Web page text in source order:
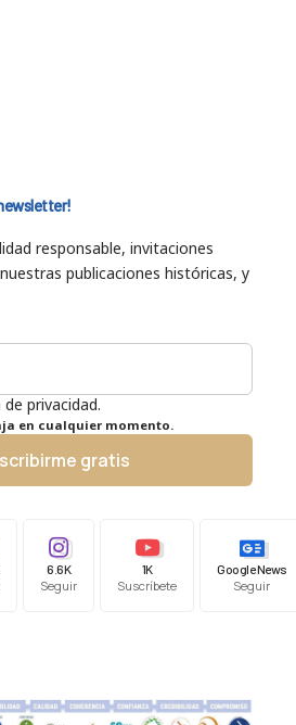
responsable, invitaciones
publicaciones históricas, y
privacidad.
en cualquier momento.
gratis
6.6K
Seguir
1K
Suscríbete
Google News
Seguir